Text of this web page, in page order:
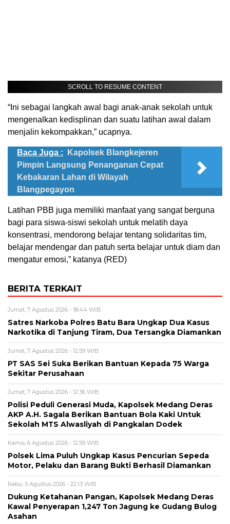
SCROLL TO RESUME CONTENT
“Ini sebagai langkah awal bagi anak-anak sekolah untuk
mengenalkan kedisplinan dan suatu latihan awal dalam
menjalin kekompakkan,” ucapnya.
Baca Juga :
Kapolsek Blangkejeren
Pimpin Langsung Penanganan Cepat
Kebakaran Lahan di Wilayah
Blangpegayon
Latihan PBB juga memiliki manfaat yang sangat berguna
bagi para siswa-siswi sekolah untuk melatih daya
konsentrasi, mendorong belajar tentang solidaritas tim,
belajar mendengar dan patuh serta belajar untuk diam dan
mengatur emosi,” katanya (RED)
BERITA TERKAIT
Jumat, 7 Agustus 2026 - 18:44 WIB
Satres Narkoba Polres Batu Bara Ungkap Dua Kasus
Narkotika di Tanjung Tiram, Dua Tersangka Diamankan
Jumat, 7 Agustus 2026 - 12:59 WIB
PT SAS Sei Suka Berikan Bantuan Kepada 75 Warga
Sekitar Perusahaan
Jumat, 7 Agustus 2026 - 12:36 WIB
Polisi Peduli Generasi Muda, Kapolsek Medang Deras
AKP A.H. Sagala Berikan Bantuan Bola Kaki Untuk
Sekolah MTS Alwasliyah di Pangkalan Dodek
Kamis, 6 Agustus 2026 - 12:59 WIB
Polsek Lima Puluh Ungkap Kasus Pencurian Sepeda
Motor, Pelaku dan Barang Bukti Berhasil Diamankan
Rabu, 5 Agustus 2026 - 22:13 WIB
Dukung Ketahanan Pangan, Kapolsek Medang Deras
Kawal Penyerapan 1,247 Ton Jagung ke Gudang Bulog
Asahan